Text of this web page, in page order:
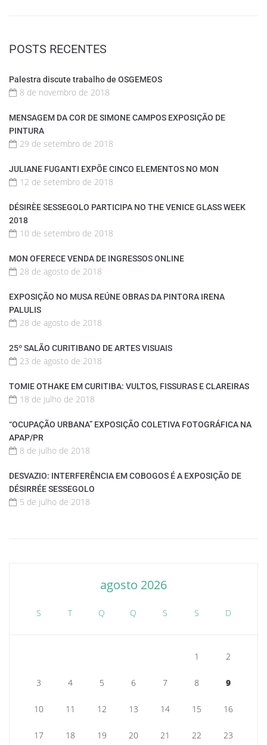
POSTS RECENTES
Palestra discute trabalho de OSGEMEOS
8 de novembro de 2018
MENSAGEM DA COR DE SIMONE CAMPOS EXPOSIÇÃO DE
PINTURA
29 de setembro de 2018
JULIANE FUGANTI EXPÕE CINCO ELEMENTOS NO MON
12 de setembro de 2018
DÉSIRÈE SESSEGOLO PARTICIPA NO THE VENICE GLASS WEEK
2018
10 de setembro de 2018
MON OFERECE VENDA DE INGRESSOS ONLINE
28 de agosto de 2018
EXPOSIÇÃO NO MUSA REÚNE OBRAS DA PINTORA IRENA
PALULIS
28 de agosto de 2018
25º SALÃO CURITIBANO DE ARTES VISUAIS
23 de agosto de 2018
TOMIE OTHAKE EM CURITIBA: VULTOS, FISSURAS E CLAREIRAS
18 de julho de 2018
“OCUPAÇÃO URBANA” EXPOSIÇÃO COLETIVA FOTOGRÁFICA NA
APAP/PR
8 de julho de 2018
DESVAZIO: INTERFERÊNCIA EM COBOGOS É A EXPOSIÇÃO DE
DÉSIRRÉE SESSEGOLO
5 de julho de 2018
agosto 2026
S T Q Q S S D
1 2
3 4 5 6 7 8 9
10 11 12 13 14 15 16
17 18 19 20 21 22 23